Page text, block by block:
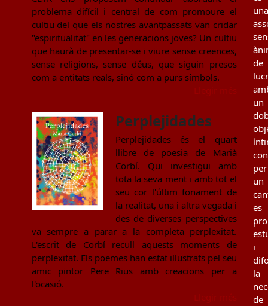
problema difícil i central de com promoure el
cultiu del que els nostres avantpassats van cridar
"espiritualitat" en les generacions joves? Un cultiu
que haurà de presentar-se i viure sense creences,
sense religions, sense déus, que siguin presos
com a entitats reals, sinó com a purs símbols.
Perplejidades
Perplejidades és el quart
llibre de poesia de Marià
Corbí. Qui investigui amb
tota la seva ment i amb tot el
seu cor l'últim fonament de
la realitat, una i altra vegada i
des de diverses perspectives
va sempre a parar a la completa perplexitat.
L'escrit de Corbí recull aquests moments de
perplexitat. Els poemes han estat il·lustrats pel seu
amic pintor Pere Rius amb creacions per a
l'ocasió.
una
de
un
per
un
es
i
la
de